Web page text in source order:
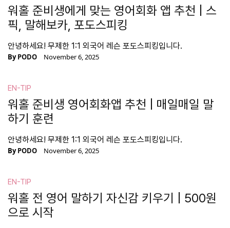
워홀 준비생에게 맞는 영어회화 앱 추천 | 스
픽, 말해보카, 포도스피킹
안녕하세요! 무제한 1:1 외국어 레슨 포도스피킹입니다.
ByPODO November 6, 2025
EN-TIP
워홀 준비생 영어회화앱 추천 | 매일매일 말
하기 훈련
안녕하세요! 무제한 1:1 외국어 레슨 포도스피킹입니다.
ByPODO November 6, 2025
EN-TIP
워홀 전 영어 말하기 자신감 키우기 | 500원
으로 시작